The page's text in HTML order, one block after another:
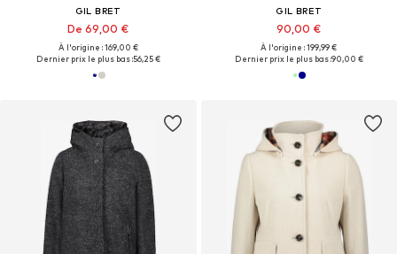
GIL BRET
De 69,00 €
À l'origine : 169,00 €
Dernier prix le plus bas :56,25 €
GIL BRET
90,00 €
À l'origine : 199,99 €
Dernier prix le plus bas :90,00 €